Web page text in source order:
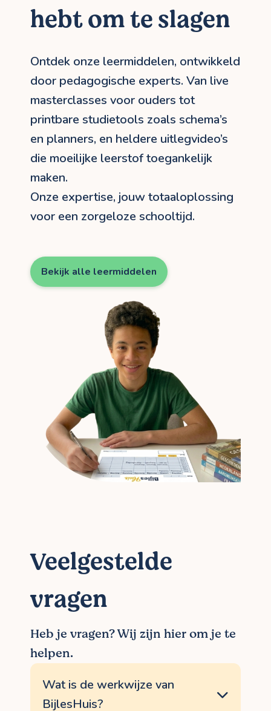
hebt om te slagen
Ontdek onze leermiddelen, ontwikkeld
door pedagogische experts. Van live
masterclasses voor ouders tot
printbare studietools zoals schema’s
en planners, en heldere uitlegvideo’s
die moeilijke leerstof toegankelijk
maken.
Onze expertise, jouw totaaloplossing
voor een zorgeloze schooltijd.
Bekijk alle leermiddelen
Veelgestelde
vragen
Heb je vragen? Wij zijn hier om je te
helpen.
Wat is de werkwijze van
BijlesHuis?